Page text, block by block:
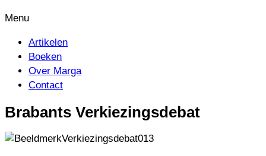
Artikelen
Boeken
Over Marga
Contact
Brabants Verkiezingsdebat